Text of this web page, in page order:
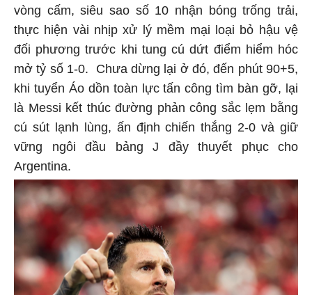
vòng cấm, siêu sao số 10 nhận bóng trống trải,
thực hiện vài nhịp xử lý mềm mại loại bỏ hậu vệ
đối phương trước khi tung cú dứt điểm hiểm hóc
mở tỷ số 1-0. Chưa dừng lại ở đó, đến phút 90+5,
khi tuyển Áo dồn toàn lực tấn công tìm bàn gỡ, lại
là Messi kết thúc đường phản công sắc lẹm bằng
cú sút lạnh lùng, ấn định chiến thắng 2-0 và giữ
vững ngôi đầu bảng J đầy thuyết phục cho
Argentina.